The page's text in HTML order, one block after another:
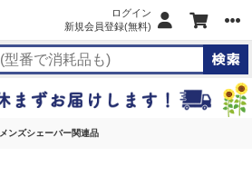
ログイン
新規会員登録(無料)
メンズシェーバー関連品